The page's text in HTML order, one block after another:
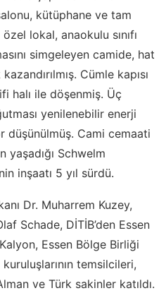
kütüphane ve tam
lokal, anaokulu sınıfı
simgeleyen camide, hat
Cümle kapısı
halı ile döşenmiş. Üç
yenilenebilir enerji
düşünülmüş. Cami cemaati
Schwelm
inşaatı 5 yıl sürdü.
Dr. Muharrem Kuzey,
Schade, DİTİB’den Essen
Essen Bölge Birliği
temsilcileri,
ve Türk sakinler katıldı.